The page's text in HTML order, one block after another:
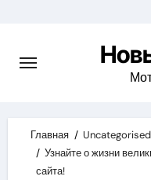
content
Главная
Uncategorised
Узнайте о жизни
сайта!